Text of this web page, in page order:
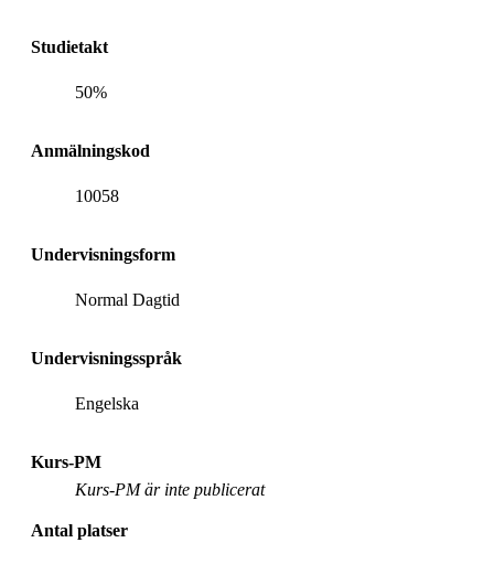
Studietakt
50%
Anmälningskod
10058
Undervisningsform
Normal Dagtid
Undervisningsspråk
Engelska
Kurs-PM
Kurs-PM är inte publicerat
Antal platser